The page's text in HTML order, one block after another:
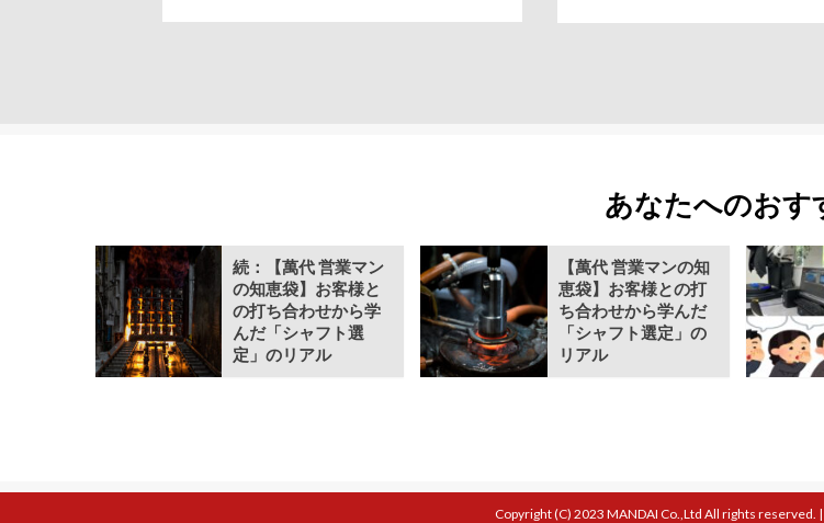
あなたへのおす
続：【萬代 営業マン
の知恵袋】お客様と
の打ち合わせから学
んだ「シャフト選
定」のリアル
【萬代 営業マンの知
恵袋】お客様との打
ち合わせから学んだ
「シャフト選定」の
リアル
Copyright (C) 2023 MANDAI Co.,Ltd All rights reserved. |